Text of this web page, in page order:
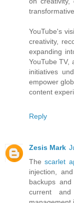
YouTube's
creativity,
expanding
YouTube TV,
initiatives
empower
content
Reply
Zesis Mark
Thescarlet
injection,
backups
current